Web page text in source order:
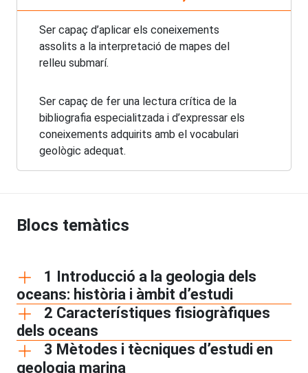
Ser capaç d’aplicar els coneixements
assolits a la interpretació de mapes del
relleu submarí.
Ser capaç de fer una lectura crítica de la
bibliografia especialitzada i d’expressar els
coneixements adquirits amb el vocabulari
geològic adequat.
Blocs temàtics
1 Introducció a la geologia dels
oceans: història i àmbit d’estudi
2 Característiques fisiogràfiques
dels oceans
3 Mètodes i tècniques d’estudi en
geologia marina